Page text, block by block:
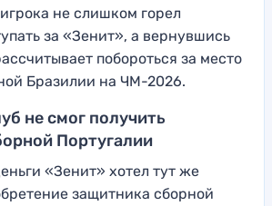
не слишком горел
за «Зенит», а вернувшись
побороться за место
Бразилии на ЧМ-2026.
не смог получить
Португалии
«Зенит» хотел тут же
защитника сборной